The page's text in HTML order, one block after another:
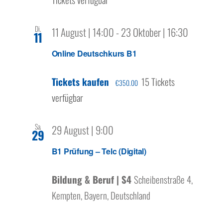
Di.
11
Online Deutschkurs B1
11 August | 14:00-23 Oktober | 16:30
Tickets kaufen €350.00 15 Tickets
verfügbar
Sa.
29
B1 Prüfung – Telc (Digital)
29 August | 9:00
Bildung & Beruf | S4 Scheibenstraße 4,
Kempten, Bayern, Deutschland